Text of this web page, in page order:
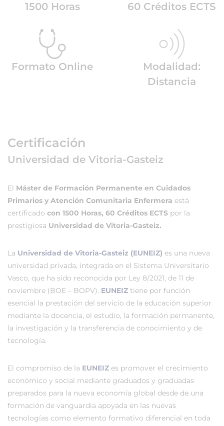
1500 Horas 60 Créditos ECTS
Formato Online
Modalidad:
Distancia
Certificación
Universidad de Vitoria-Gasteiz
El Máster de Formación Permanente en Cuidados
Primarios y Atención Comunitaria Enfermera está
certificado con 1500 Horas, 60 Créditos ECTS por la
prestigiosa Universidad de Vitoria-Gasteiz.
La Universidad de Vitoria-Gasteiz (EUNEIZ) es una nueva
universidad privada, integrada en el Sistema Universitario
Vasco, que ha sido reconocida por Ley 8/2021, de 11 de
noviembre (BOE – BOPV). EUNEIZ tiene por función
esencial la prestación del servicio de la educación superior
mediante la docencia, el estudio, la formación permanente,
la investigación y la transferencia de conocimiento y de
tecnología.
El compromiso de la EUNEIZ es promover el crecimiento
económico y social mediante graduados y graduadas
preparados para la nueva economía global desde de una
formación de vanguardia apoyada en las nuevas
tecnologías como elemento formativo diferencial en toda